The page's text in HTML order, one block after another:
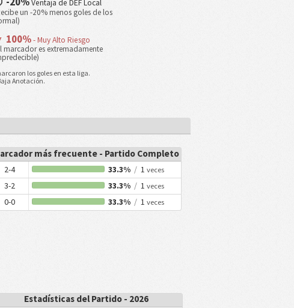
Ventaja de DEF Local
un -20% menos goles de los
100%- Muy Alto Riesgo
marcador es extremadamente
los goles en esta liga.
Anotación.
más frecuente - Partido Completo
2-4 33.3% /1 veces
3-2 33.3% /1 veces
0-0 33.3% /1 veces
Estadísticas del Partido - 2026